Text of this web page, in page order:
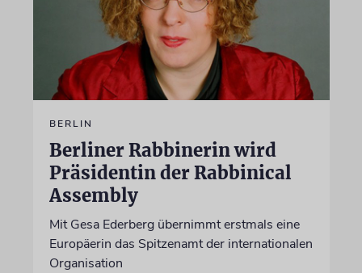
BERLIN
Berliner Rabbinerin wird
Präsidentin der Rabbinical
Assembly
Mit Gesa Ederberg übernimmt erstmals eine
Europäerin das Spitzenamt der internationalen
Organisation